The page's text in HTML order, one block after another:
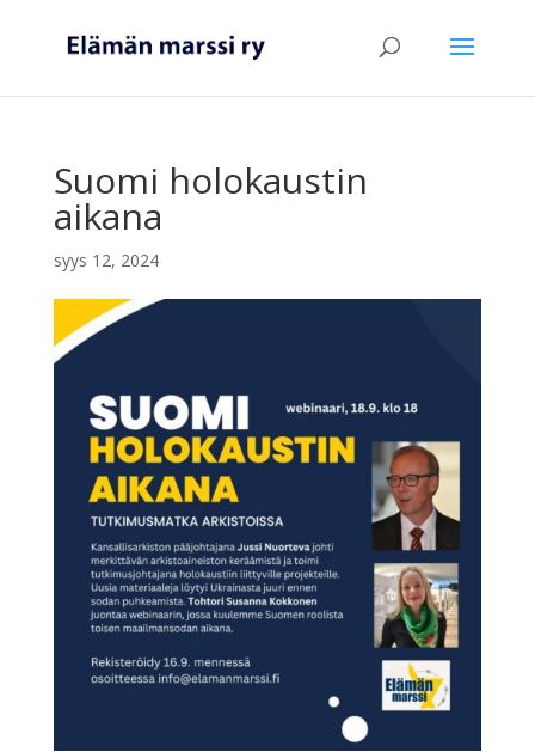
Suomi holokaustin
aikana
syys 12, 2024